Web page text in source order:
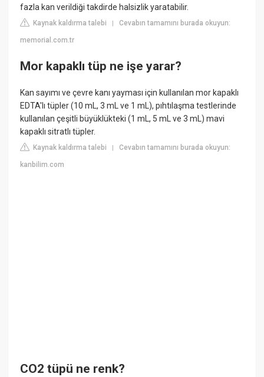
fazla kan verildiği takdirde halsizlik yaratabilir.
Kaynak kaldırma talebi |Cevabın tamamını burada okuyun:
memorial.com.tr
Mor kapaklı tüp ne işe yarar?
Kan sayımı ve çevre kanı yayması için kullanılan mor kapaklı
EDTA'lı tüpler (10 mL, 3 mL ve 1 mL), pıhtılaşma testlerinde
kullanılan çeşitli büyüklükteki (1 mL, 5 mL ve 3 mL) mavi
kapaklı sitratlı tüpler.
Kaynak kaldırma talebi |Cevabın tamamını burada okuyun:
kanbilim.com
CO2 tüpü ne renk?